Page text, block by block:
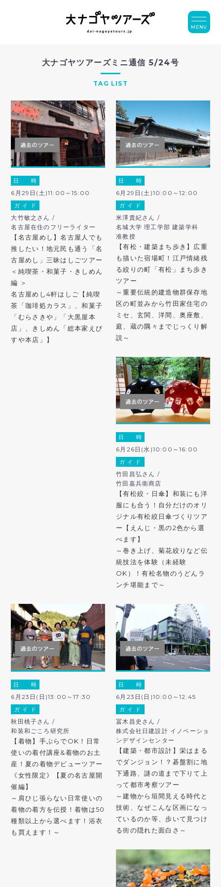
大ナゴヤツアーズミニ通信 5/24号
TAG LIST
日 時
6月29日(土)11:00～15:00
ガ イ ド
大竹敏之さん /
名古屋在住のフリーライター
【名古屋めし】名古屋人でも
推したい！地元民も通う「名
古屋めし」三昧はしごツアー
＜純喫茶・和菓子・きしめん
編 ＞
名古屋めし4軒はしご【純喫
茶「珈琲処カラス」、和菓子
「むらさきや」「大黒屋本
店」、きしめん「総本家えび
すや本店」】
日 時
6月29日(土)10:00～12:00
ガ イ ド
米澤貴紀さん /
名城大学 理工学部 建築学科
准教授
【有松・建築まち歩き】広重
も描いた宿場町！江戸情緒残
る絞りの町「有松」まち歩き
ツアー
～重要伝統的建造物群保存地
区の町並みから竹田家住宅の
ミセ、玄関、洋間、奥座敷、
庭、蔵の隅々までじっくり解
説～
日 時
6月26日(水)10:00～16:00
ガ イ ド
竹田昌弘さん /
竹田嘉兵衛商店
【有松絞・日傘】和装にも洋
服にも合う！自分だけのオリ
ジナル有松絞日傘づくりツア
ー【えんじ・黒の2色から選
べます】
～巻き上げ、菊花絞りなど伝
統技法を体験（未経験
OK）！有松名物のうどんラ
ンチ堪能まで～
日 時
6月23日(日)13:00～17:30
ガ イ ド
秋田桃子さん /
和装和ごころ研究所
【着物】手ぶらでOK！日常
使いの着付講座&着物のお土
産！夏の着物デビューツアー
《女性限定》【夏の名古屋開
催編】
～肩ひじ張らない日常使いの
着物の着方を伝授！着物は50
種類以上から選べます！浴衣
も買えます！～
日 時
6月23日(日)10:00～12:45
ガ イ ド
冨木昌史さん /
株式会社日建設計 イノベーショ
ンデザインセンター
【建築・都市設計】栄はまる
でダンジョン！？碁盤割に地
下通路、謎の道まで下りて上
って都市考察ツアー
～建物から垣間見える時代と
技術、なぜこんな区画になっ
ているのか等、歩いて見つけ
る街の隠れた面白さ～
MENU